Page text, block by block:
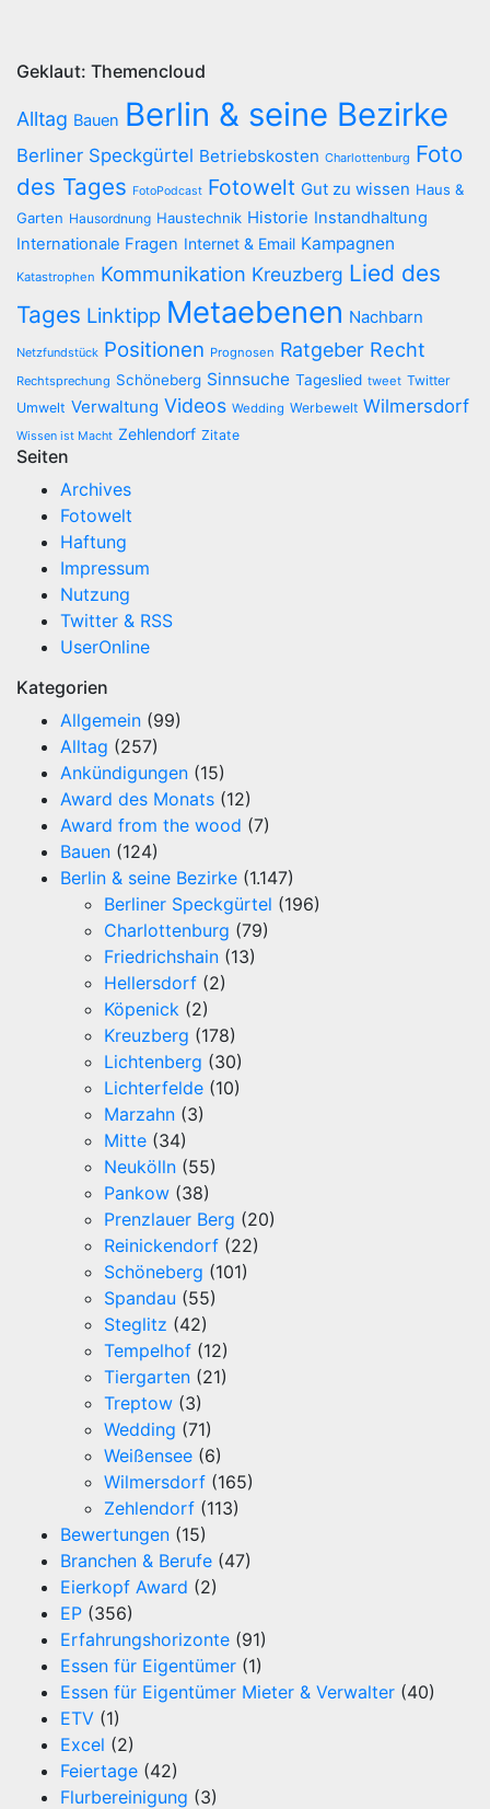
Geklaut: Themencloud
Alltag Bauen Berlin & seine Bezirke
Berliner Speckgürtel Betriebskosten Charlottenburg Foto
des Tages FotoPodcast Fotowelt Gut zu wissen Haus &
Garten Hausordnung Haustechnik Historie Instandhaltung
Internationale Fragen Internet & Email Kampagnen
Katastrophen Kommunikation Kreuzberg Lied des
Tages Linktipp Metaebenen Nachbarn
Netzfundstück Positionen Prognosen Ratgeber Recht
Rechtsprechung Schöneberg Sinnsuche Tageslied tweet Twitter
Umwelt Verwaltung Videos Wedding Werbewelt Wilmersdorf
Wissen ist Macht Zehlendorf Zitate
Seiten
Archives
Fotowelt
Haftung
Impressum
Nutzung
Twitter & RSS
UserOnline
Kategorien
Allgemein (99)
Alltag (257)
Ankündigungen (15)
Award des Monats (12)
Award from the wood (7)
Bauen (124)
Berlin & seine Bezirke (1.147)
Berliner Speckgürtel (196)
Charlottenburg (79)
Friedrichshain (13)
Hellersdorf (2)
Köpenick (2)
Kreuzberg (178)
Lichtenberg (30)
Lichterfelde (10)
Marzahn (3)
Mitte (34)
Neukölln (55)
Pankow (38)
Prenzlauer Berg (20)
Reinickendorf (22)
Schöneberg (101)
Spandau (55)
Steglitz (42)
Tempelhof (12)
Tiergarten (21)
Treptow (3)
Wedding (71)
Weißensee (6)
Wilmersdorf (165)
Zehlendorf (113)
Bewertungen (15)
Branchen & Berufe (47)
Eierkopf Award (2)
EP (356)
Erfahrungshorizonte (91)
Essen für Eigentümer (1)
Essen für Eigentümer Mieter & Verwalter (40)
ETV (1)
Excel (2)
Feiertage (42)
Flurbereinigung (3)